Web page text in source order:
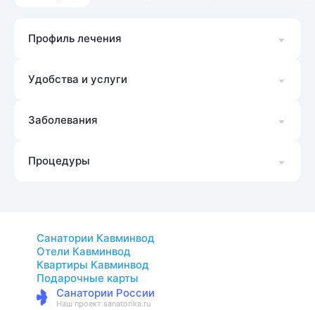
Профиль лечения
Удобства и услуги
Заболевания
Процедуры
Санатории Кавминвод
Отели Кавминвод
Квартиры Кавминвод
Подарочные карты
Санатории России
Наш проект sanatorika.ru